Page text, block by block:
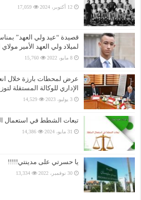
12 أكتوبر، 2024 17,059
قصيدة “عيد ولي العهد”
لميلاد ولي العهد الأمير
8 مايو، 2022 15,760
عرض لمحطات بارزة خلال
الإداري للوكالة المستقلة
3 يوليو، 2023 14,529
تبعات الشطط في استعمال
31 مايو، 2024 14,386
يا حسرتي على مدينتي!!!!!
30 نوفمبر، 2022 13,334